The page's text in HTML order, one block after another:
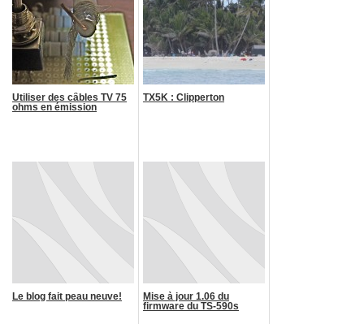
Utiliser des câbles TV 75
ohms en émission
TX5K : Clipperton
Le blog fait peau neuve!
Mise à jour 1.06 du
firmware du TS-590s